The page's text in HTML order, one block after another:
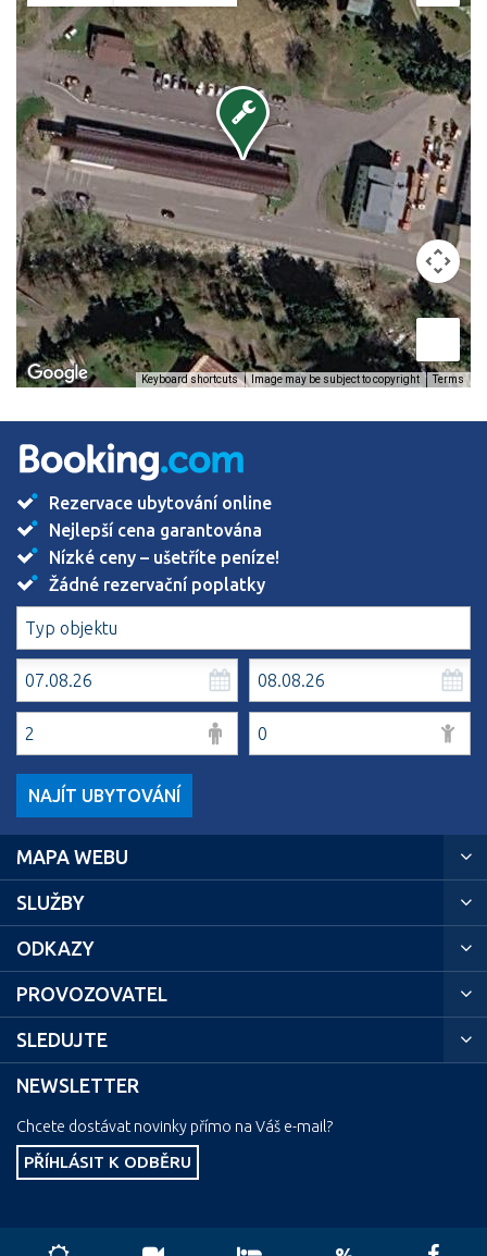
Keyboard shortcuts Image may be subject to copyright Terms
Rezervace ubytování online
Nejlepší cena garantována
Nízké ceny – ušetříte peníze!
Žádné rezervační poplatky
NAJÍT UBYTOVÁNÍ
MAPA WEBU
SLUŽBY
ODKAZY
PROVOZOVATEL
SLEDUJTE
NEWSLETTER
Chcete dostávat novinky přímo na Váš e-mail?
PŘÍHLÁSIT K ODBĚRU